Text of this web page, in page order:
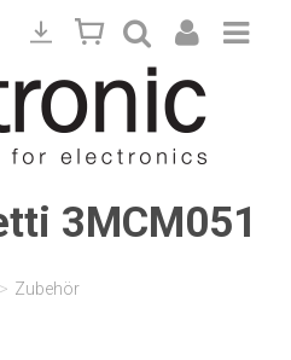
3MCM051
> Zubehör